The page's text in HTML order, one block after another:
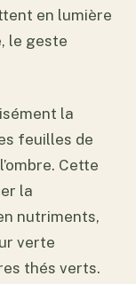
en lumière
le geste
la
feuilles de
Cette
la
nutriments,
verte
thés verts.